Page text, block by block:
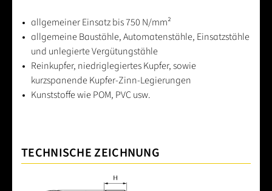
allgemeiner Einsatz bis 750 N/mm²
allgemeine Baustähle, Automatenstähle, Einsatzstähle
und unlegierte Vergütungstähle
Reinkupfer, niedriglegiertes Kupfer, sowie
kurzspanende Kupfer-Zinn-Legierungen
Kunststoffe wie POM, PVC usw.
TECHNISCHE ZEICHNUNG